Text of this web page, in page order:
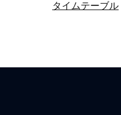
タイムテーブル